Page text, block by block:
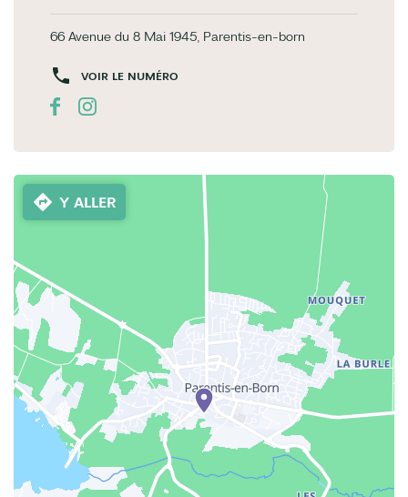
66 Avenue du 8 Mai 1945, Parentis-en-born
VOIR LE NUMÉRO
Y ALLER